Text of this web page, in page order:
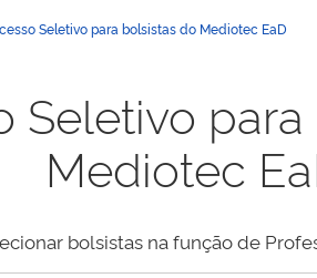
Seletivo para bolsistas do Mediotec EaD
Seletivo
Mediotec
bolsistas na função de